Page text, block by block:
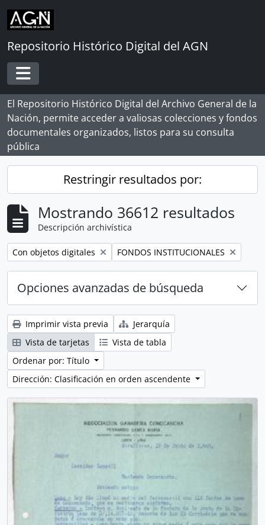
Skip to main content
Repositorio Histórico Digital del AGN
Toggle navigation
El Repositorio Histórico Digital del Archivo General de la
Nación, permite acceder a valiosas colecciones y fondos
documentales organizados, listos para su consulta
pública
Restringir resultados por:
Mostrando 36612 resultados
Descripción archivística
Remove filter:
Con objetos digitales Remove filter:
FONDOS INSTITUCIONALES
Opciones avanzadas de búsqueda
Imprimir vista previa
Jerarquía
Vista de tarjetas
Vista de tabla
Ordenar por: Título
Dirección: Clasificación en orden ascendente